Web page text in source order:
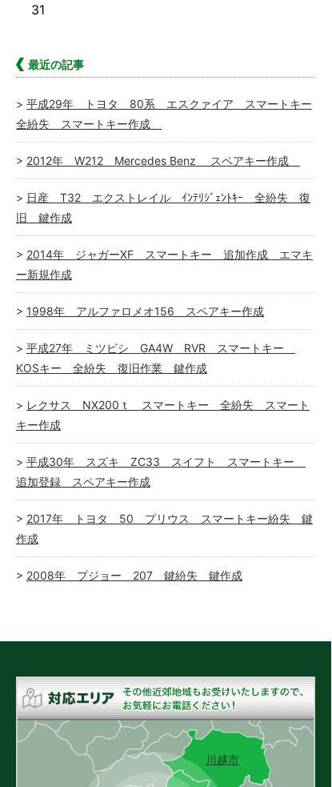
31
最近の記事
平成29年 トヨタ 80系 エスクァイア スマートキー
全紛失 スマートキー作成
2012年 W212 Mercedes Benz スペアキー作成
日産 T32 エクストレイル ｲﾝﾃﾘｼﾞｪﾝﾄｷｰ 全紛失 復
旧 鍵作成
2014年 ジャガーXF スマートキー 追加作成 エマキ
ー新規作成
1998年 アルファロメオ156 スペアキー作成
平成27年 ミツビシ GA4W RVR スマートキー
KOSキー 全紛失 復旧作業 鍵作成
レクサス NX200ｔ スマートキー 全紛失 スマート
キー作成
平成30年 スズキ ZC33 スイフト スマートキー
追加登録 スペアキー作成
2017年 トヨタ 50 プリウス スマートキー紛失 鍵
作成
2008年 プジョー 207 鍵紛失 鍵作成
川越市